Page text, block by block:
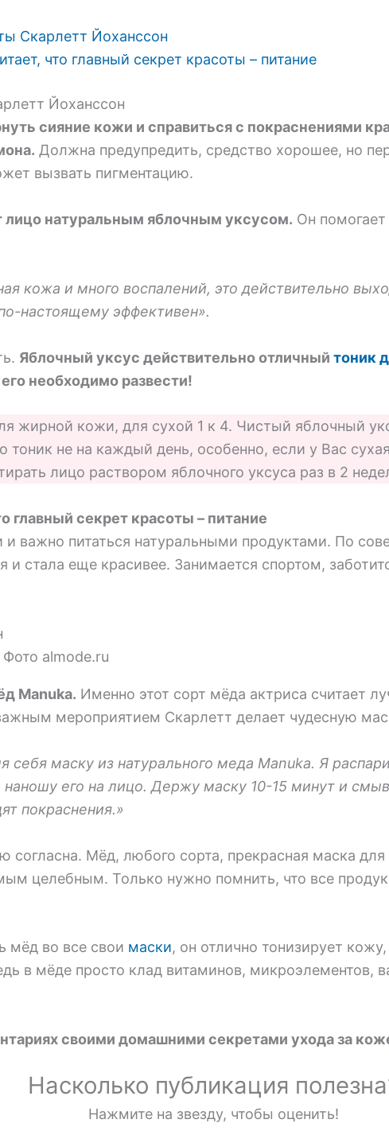
Скарлетт Йоханссон
что главный секрет красоты – питание
Йоханссон
сияние кожи и справиться с покраснениями
Должна предупредить, средство хорошее, но
вызвать пигментацию.
лицо натуральным яблочным уксусом. Он
кожа и много воспалений, это действительно
настоящему эффективен».
Яблочный уксус действительно отличный тоник
необходимо развести!
жирной кожи, для сухой 1 к 4. Чистый яблочный
тоник не на каждый день, особенно, если у Вас
лицо раствором яблочного уксуса раз в 2
главный секрет красоты – питание
и важно питаться натуральными продуктами. По
и стала еще красивее. Занимается спортом,
almode.ru
Manuka. Именно этот сорт мёда актриса считает
мероприятием Скарлетт делает чудесную
себя маску из натурального меда Manuka. Я
его на лицо. Держу маску 10-15 минут и
покраснения.»
согласна. Мёд, любого сорта, прекрасная маска
целебным. Только нужно помнить, что все
мёд во все свои маски, он отлично тонизирует
в мёде просто клад витаминов, микроэлементов,
своими домашними секретами ухода за
Насколько публикация
Нажмите на звезду, чтобы оценить!